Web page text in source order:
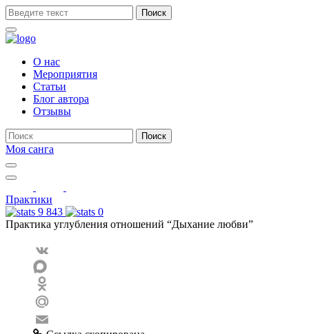
Поиск
О нас
Мероприятия
Статьи
Блог автора
Отзывы
Поиск
Моя санга
Toggle
navigation
Show
search
form
Практики
9 843
0
Практика углубления отношений “Дыхание любви”
VK
MAX
Odnoklassniki
Mail.Ru
Email